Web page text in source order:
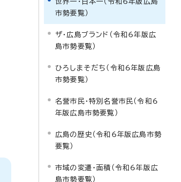
市勢要覧）
ザ・広島ブランド（令和6年版広
島市勢要覧）
ひろしまそだち（令和6年版広島
市勢要覧）
名誉市民・特別名誉市民（令和6
年版広島市勢要覧）
広島の歴史（令和6年版広島市勢
要覧）
市域の変遷・面積（令和6年版広
島市勢要覧）